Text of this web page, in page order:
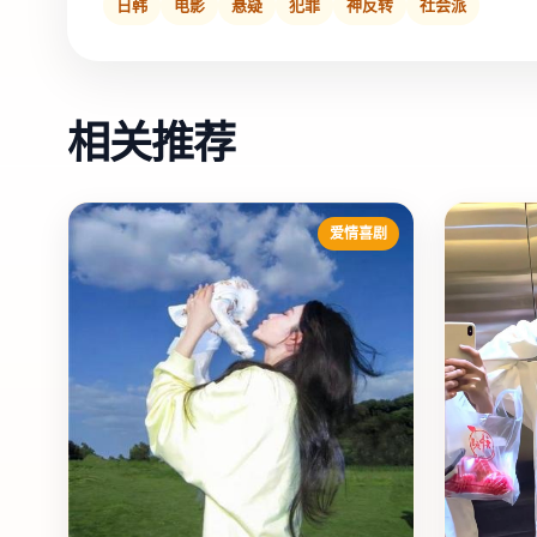
日韩 电影 悬疑 犯罪 神反转 社会派
相关推荐
爱情喜剧